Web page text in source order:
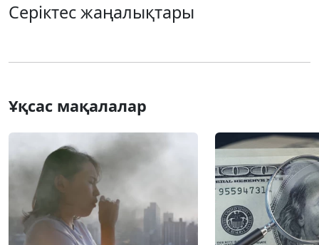
Серіктес жаңалықтары
Ұқсас мақалалар